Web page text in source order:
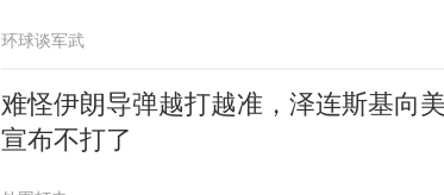
环球谈军武
难怪伊朗导弹越打越准，泽连斯基向
宣布不打了